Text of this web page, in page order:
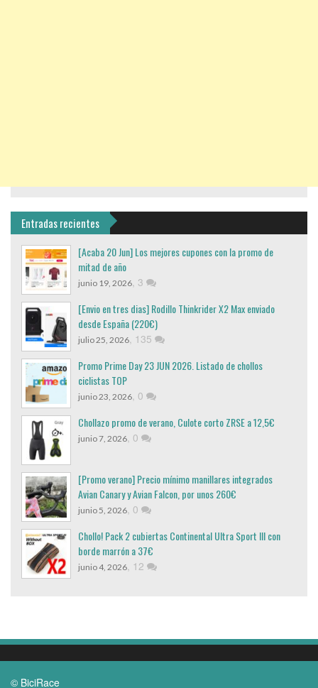
Entradas recientes
[Acaba 20 Jun] Los mejores cupones con la promo de
mitad de año
junio 19, 2026, 3
[Envio en tres dias] Rodillo Thinkrider X2 Max enviado
desde España (220€)
julio 25, 2026, 135
Promo Prime Day 23 JUN 2026. Listado de chollos
ciclistas TOP
junio 23, 2026, 0
Chollazo promo de verano, Culote corto ZRSE a 12,5€
junio 7, 2026, 0
[Promo verano] Precio mínimo manillares integrados
Avian Canary y Avian Falcon, por unos 260€
junio 5, 2026, 0
Chollo! Pack 2 cubiertas Continental Ultra Sport III con
borde marrón a 37€
junio 4, 2026, 12
© BiciRace